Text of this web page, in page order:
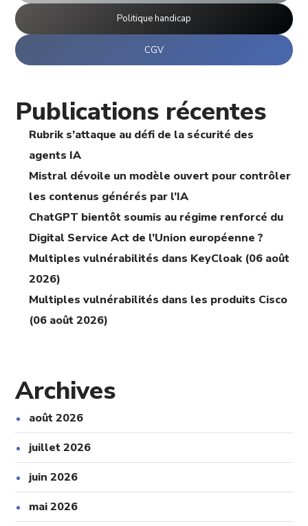
Politique handicap
CGV
Publications récentes
Rubrik s’attaque au défi de la sécurité des
agents IA
Mistral dévoile un modèle ouvert pour contrôler
les contenus générés par l’IA
ChatGPT bientôt soumis au régime renforcé du
Digital Service Act de l’Union européenne ?
Multiples vulnérabilités dans KeyCloak (06 août
2026)
Multiples vulnérabilités dans les produits Cisco
(06 août 2026)
Archives
août 2026
juillet 2026
juin 2026
mai 2026